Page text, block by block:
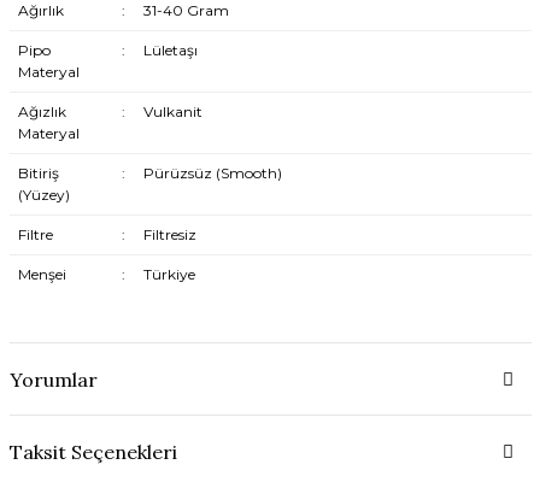
Ağırlık : 31-40 Gram
Pipo
Materyal
: Lületaşı
Ağızlık
Materyal
: Vulkanit
Bitiriş
(Yüzey)
: Pürüzsüz (Smooth)
Filtre : Filtresiz
Menşei : Türkiye
Yorumlar
Taksit Seçenekleri